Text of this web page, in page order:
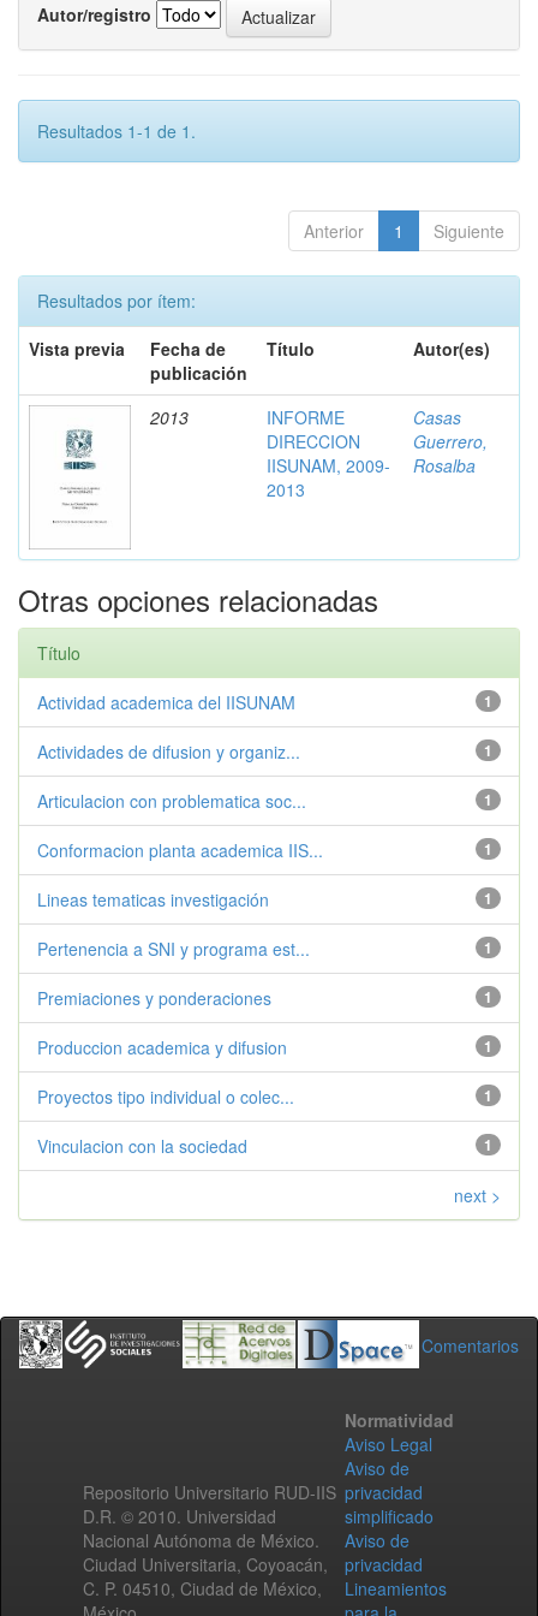
Autor/registro
Resultados 1-1 de 1.
Anterior 1 Siguiente
Resultados por ítem:
Vista previa
Fecha de
publicación
Título Autor(es)
2013
INFORME
DIRECCION
IISUNAM, 2009-
2013
Casas
Guerrero,
Rosalba
Otras opciones relacionadas
Título
1
Actividad academica del IISUNAM
1
Actividades de difusion y organiz...
1
Articulacion con problematica soc...
1
Conformacion planta academica IIS...
1
Lineas tematicas investigación
1
Pertenencia a SNI y programa est...
1
Premiaciones y ponderaciones
1
Produccion academica y difusion
1
Proyectos tipo individual o colec...
1
Vinculacion con la sociedad
next >
Comentarios
Repositorio Universitario RUD-IIS
D.R. © 2010. Universidad
Nacional Autónoma de México.
Ciudad Universitaria, Coyoacán,
C. P. 04510, Ciudad de México,
Normatividad
Aviso Legal
Aviso de
privacidad
simplificado
Aviso de
privacidad
Lineamientos